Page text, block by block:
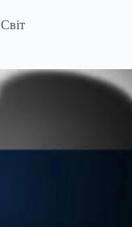
Світ